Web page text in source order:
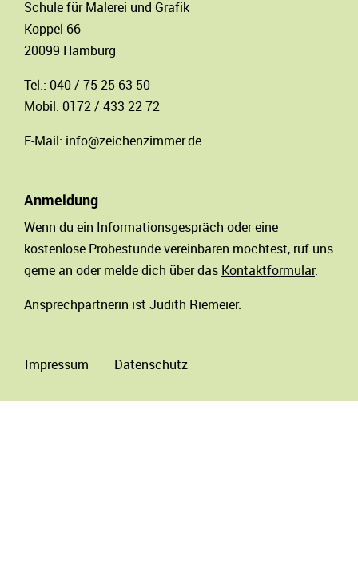
Schule für Malerei und Grafik
Koppel 66
20099 Hamburg
Tel.: 040 / 75 25 63 50
Mobil: 0172 / 433 22 72
E-Mail: info@zeichenzimmer.de
Anmeldung
Wenn du ein Informationsgespräch oder eine
kostenlose Probestunde vereinbaren möchtest, ruf uns
gerne an oder melde dich über das Kontaktformular.
Ansprechpartnerin ist Judith Riemeier.
Impressum Datenschutz